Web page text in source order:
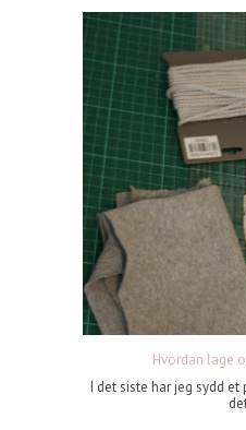
Hvordan lage
I det siste har jeg sydd